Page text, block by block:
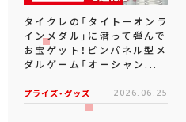
タイクレの「タイトーオンラ
インメダル」に潜って弾んで
お宝ゲット！ピンパネル型メ
ダルゲーム「オーシャン...
プライズ・グッズ 2026.06.25